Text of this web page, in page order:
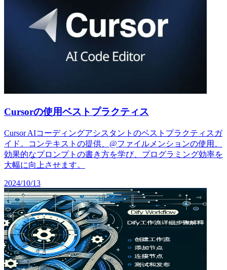
Cursorの使用ベストプラクティス
Cursor AIコーディングアシスタントのベストプラクティスガ
イド。コンテキストの提供、@ファイルメンションの使用、
効果的なプロンプトの書き方を学び、プログラミング効率を
大幅に向上させます。
2024/10/13